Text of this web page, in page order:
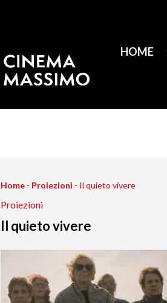
HOME
Home - Proiezioni - Il quieto vivere
Proiezioni
Il quieto vivere